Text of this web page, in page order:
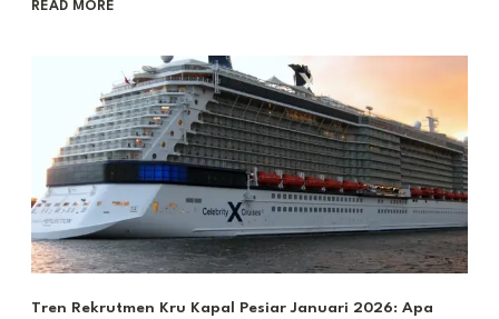
READ MORE
Tren Rekrutmen Kru Kapal Pesiar Januari 2026: Apa